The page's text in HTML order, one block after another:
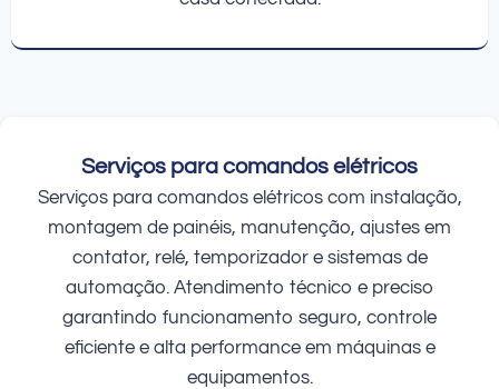
Serviços para comandos elétricos
Serviços para comandos elétricos com instalação,
montagem de painéis, manutenção, ajustes em
contator, relé, temporizador e sistemas de
automação. Atendimento técnico e preciso
garantindo funcionamento seguro, controle
eficiente e alta performance em máquinas e
equipamentos.